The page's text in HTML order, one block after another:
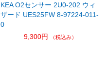
KEA O2センサー 2U0-202 ウィ
ザード UES25FW 8-97224-011-
0
9,300円
（税込み）